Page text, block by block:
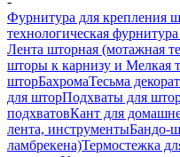
Фурнитура для крепления
технологическая
Лента шторная (мотажная
шторы к карнизу и Мелкая
шторБахромаТесьма
для шторПодхваты для
подхватовКант для
лента, инструментыБандо-
ламбрекена)Термостежка